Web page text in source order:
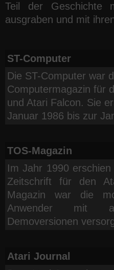
Teil der Geschichte
ausgraben und mit
ST-Computer
Die ST-Computer war
Computermagazin für
und Atari Falcon. Sie
Januar 1986 bis zur
TOS-Magazin
Im Jahr 1990
Zeitschrift für den
Magazin war die
Anwender mit
Demoversionen
Atari Journal